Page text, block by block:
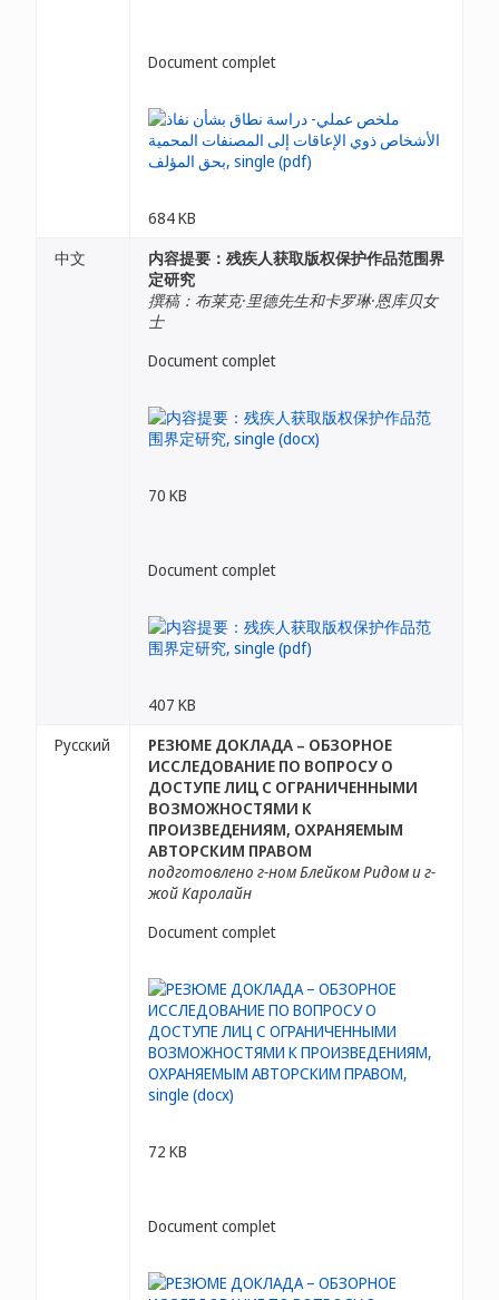
Document complet
684 KB
中文
内容提要：残疾人获取版权保护作品范围界
定研究
撰稿：布莱克·里德先生和卡罗琳·恩库贝女
士
Document complet
70 KB
Document complet
407 KB
Русский
РЕЗЮМЕ ДОКЛАДА – ОБЗОРНОЕ
ИССЛЕДОВАНИЕ ПО ВОПРОСУ О
ДОСТУПЕ ЛИЦ С ОГРАНИЧЕННЫМИ
ВОЗМОЖНОСТЯМИ К
ПРОИЗВЕДЕНИЯМ, ОХРАНЯЕМЫМ
АВТОРСКИМ ПРАВОМ
подготовлено г-ном Блейком Ридом и г-
жой Каролайн
Document complet
72 KB
Document complet